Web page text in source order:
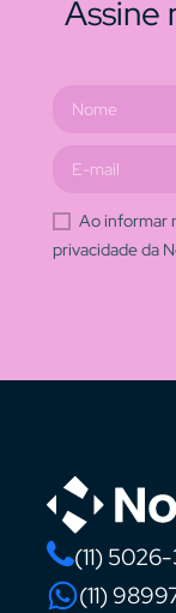
Assine
Ao informar
privacidade da
(11)
(11)